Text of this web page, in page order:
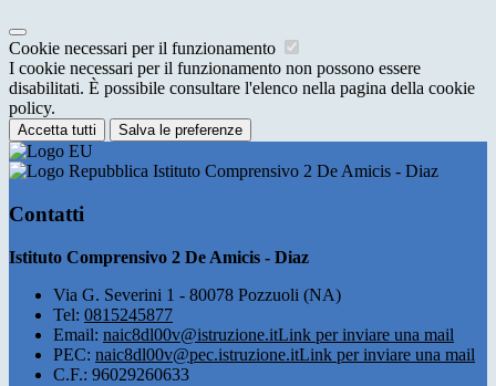
Cookie necessari per il funzionamento
I cookie necessari per il funzionamento non possono essere
disabilitati. È possibile consultare l'elenco nella pagina della cookie
policy.
Accetta tutti Salva le preferenze
Istituto Comprensivo 2 De Amicis - Diaz
Contatti
Istituto Comprensivo 2 De Amicis - Diaz
Via G. Severini 1 - 80078 Pozzuoli (NA)
Tel: 0815245877
Email: naic8dl00v@istruzione.itLink per inviare una mail
PEC: naic8dl00v@pec.istruzione.itLink per inviare una mail
C.F.: 96029260633